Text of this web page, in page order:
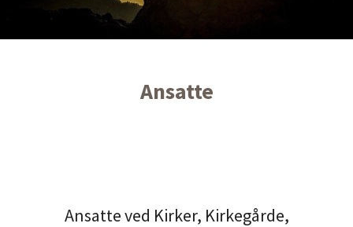
Ansatte
Ansatte ved Kirker, Kirkegårde,